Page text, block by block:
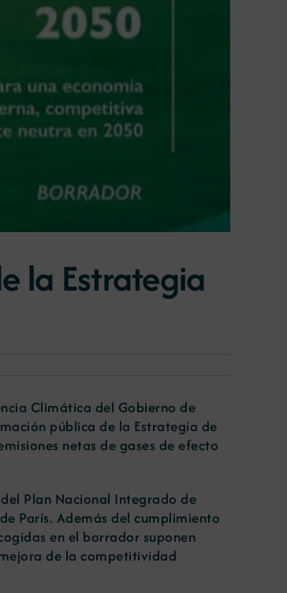
la Estrategia
Climática del Gobierno de
pública de la Estrategia de
netas de gases de efecto
Plan Nacional Integrado de
París. Además del cumplimiento
en el borrador suponen
de la competitividad